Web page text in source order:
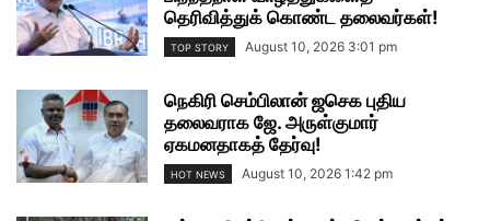
தெரிவித்துக் கொண்ட தலைவர்கள்!
TOP STORY August 10, 2026 3:01 pm
நெகிரி செம்பிலான் ஜசெக புதிய
தலைவராக ஜே. அருள்குமார்
ஏகமனதாகத் தேர்வு!
HOT NEWS August 10, 2026 1:42 pm